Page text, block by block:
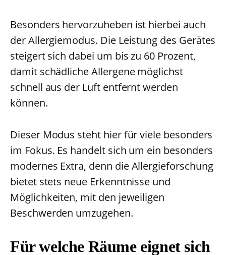
Besonders hervorzuheben ist hierbei auch
der Allergiemodus. Die Leistung des Gerätes
steigert sich dabei um bis zu 60 Prozent,
damit schädliche Allergene möglichst
schnell aus der Luft entfernt werden
können.
Dieser Modus steht hier für viele besonders
im Fokus. Es handelt sich um ein besonders
modernes Extra, denn die Allergieforschung
bietet stets neue Erkenntnisse und
Möglichkeiten, mit den jeweiligen
Beschwerden umzugehen.
Für welche Räume eignet sich